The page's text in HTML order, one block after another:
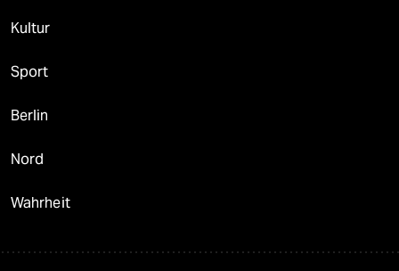
Kultur
Sport
Berlin
Nord
Wahrheit